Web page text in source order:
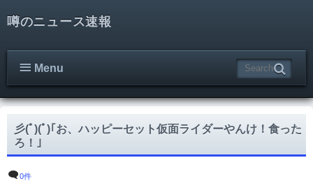
噂のニュース速報
Menu
彡(ﾟ)(ﾟ)｢お、ハッピーセット仮面ライダーやんけ！食った
ろ！｣
0件